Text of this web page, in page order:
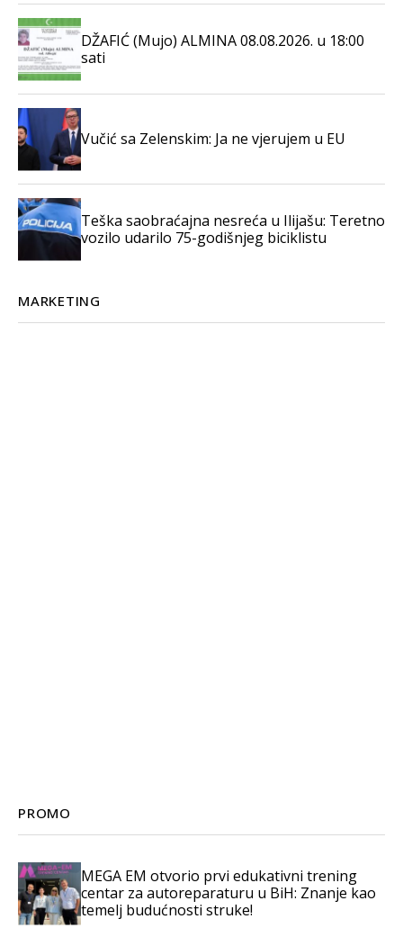
DŽAFIĆ (Mujo) ALMINA 08.08.2026. u 18:00
sati
Vučić sa Zelenskim: Ja ne vjerujem u EU
Teška saobraćajna nesreća u Ilijašu: Teretno
vozilo udarilo 75-godišnjeg biciklistu
MARKETING
PROMO
MEGA EM otvorio prvi edukativni trening
centar za autoreparaturu u BiH: Znanje kao
temelj budućnosti struke!